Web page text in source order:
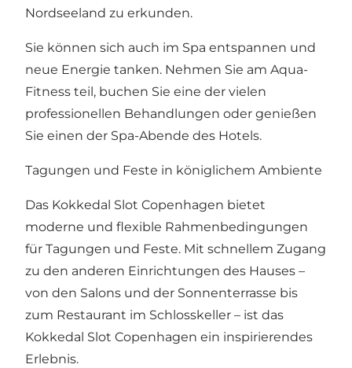
Nordseeland zu erkunden.
Sie können sich auch im Spa entspannen und
neue Energie tanken. Nehmen Sie am Aqua-
Fitness teil, buchen Sie eine der vielen
professionellen Behandlungen oder genießen
Sie einen der Spa-Abende des Hotels.
Tagungen und Feste in königlichem Ambiente
Das Kokkedal Slot Copenhagen bietet
moderne und flexible Rahmenbedingungen
für Tagungen und Feste. Mit schnellem Zugang
zu den anderen Einrichtungen des Hauses –
von den Salons und der Sonnenterrasse bis
zum Restaurant im Schlosskeller – ist das
Kokkedal Slot Copenhagen ein inspirierendes
Erlebnis.